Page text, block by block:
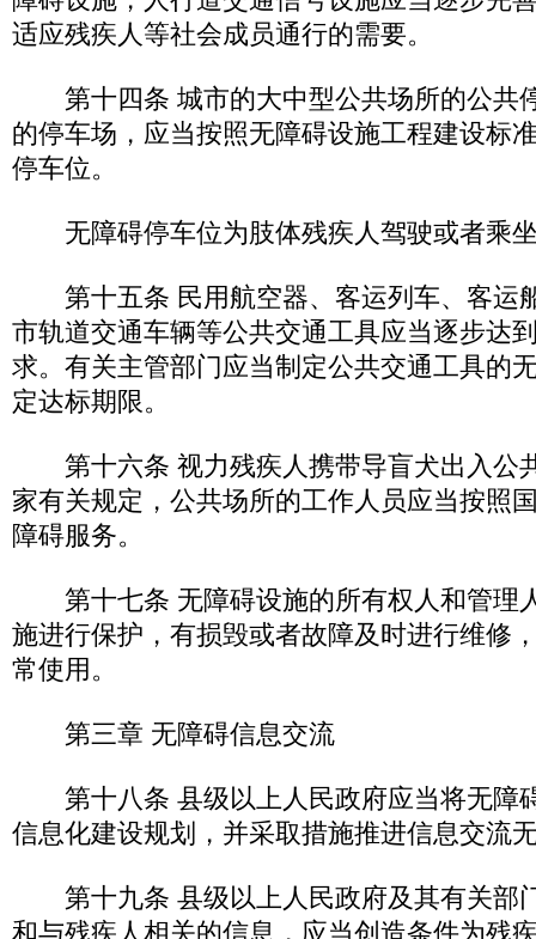
适应残疾人等社会成员通行的需要。
第十四条 城市的大中型公共场所的公共
的停车场，应当按照无障碍设施工程建设标
停车位。
无障碍停车位为肢体残疾人驾驶或者乘
第十五条 民用航空器、客运列车、客运
市轨道交通车辆等公共交通工具应当逐步达
求。有关主管部门应当制定公共交通工具的
定达标期限。
第十六条 视力残疾人携带导盲犬出入公
家有关规定，公共场所的工作人员应当按照
障碍服务。
第十七条 无障碍设施的所有权人和管理
施进行保护，有损毁或者故障及时进行维修
常使用。
第三章 无障碍信息交流
第十八条 县级以上人民政府应当将无障
信息化建设规划，并采取措施推进信息交流
第十九条 县级以上人民政府及其有关部
和与残疾人相关的信息，应当创造条件为残